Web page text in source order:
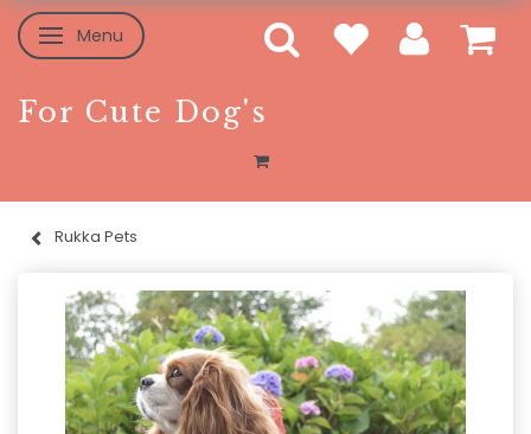
Skifte navigation
Menu
For Cute Dog's
Rukka Pets